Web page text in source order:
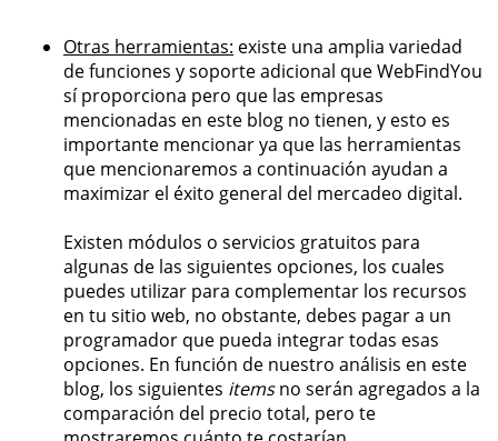
Otras herramientas: existe una amplia variedad
de funciones y soporte adicional que WebFindYou
sí proporciona pero que las empresas
mencionadas en este blog no tienen, y esto es
importante mencionar ya que las herramientas
que mencionaremos a continuación ayudan a
maximizar el éxito general del mercadeo digital.
Existen módulos o servicios gratuitos para
algunas de las siguientes opciones, los cuales
puedes utilizar para complementar los recursos
en tu sitio web, no obstante, debes pagar a un
programador que pueda integrar todas esas
opciones. En función de nuestro análisis en este
blog, los siguientes itemsno serán agregados a la
comparación del precio total, pero te